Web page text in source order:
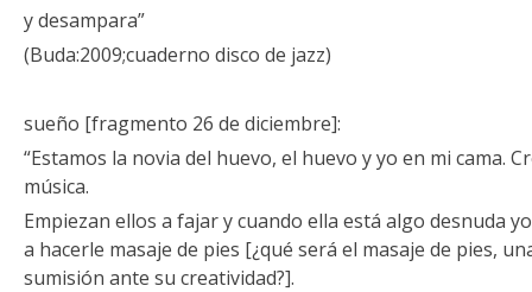
y desampara”
(Buda:2009;cuaderno disco de jazz)
sueño [fragmento 26 de diciembre]:
“Estamos la novia del huevo, el huevo y yo en mi cama.
música.
Empiezan ellos a fajar y cuando ella está algo desnuda
a hacerle masaje de pies [¿qué será el masaje de pies,
sumisión ante su creatividad?].